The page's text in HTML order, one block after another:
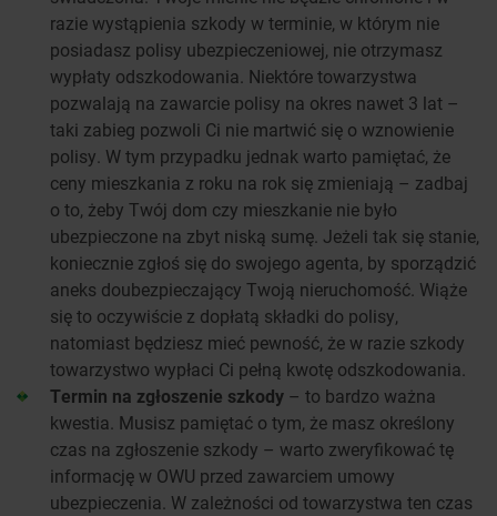
razie wystąpienia szkody w terminie, w którym nie
posiadasz polisy ubezpieczeniowej, nie otrzymasz
wypłaty odszkodowania. Niektóre towarzystwa
pozwalają na zawarcie polisy na okres nawet 3 lat –
taki zabieg pozwoli Ci nie martwić się o wznowienie
polisy. W tym przypadku jednak warto pamiętać, że
ceny mieszkania z roku na rok się zmieniają – zadbaj
o to, żeby Twój dom czy mieszkanie nie było
ubezpieczone na zbyt niską sumę. Jeżeli tak się stanie,
koniecznie zgłoś się do swojego agenta, by sporządzić
aneks doubezpieczający Twoją nieruchomość. Wiąże
się to oczywiście z dopłatą składki do polisy,
natomiast będziesz mieć pewność, że w razie szkody
towarzystwo wypłaci Ci pełną kwotę odszkodowania.
Termin na zgłoszenie szkody – to bardzo ważna
kwestia. Musisz pamiętać o tym, że masz określony
czas na zgłoszenie szkody – warto zweryfikować tę
informację w OWU przed zawarciem umowy
ubezpieczenia. W zależności od towarzystwa ten czas